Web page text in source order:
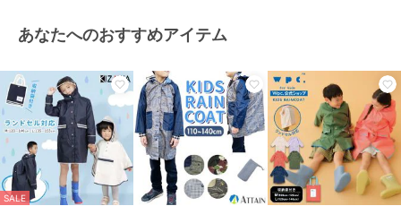
あなたへのおすすめアイテム
SALE